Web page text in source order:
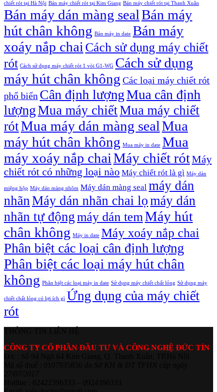
chiết rót tại Hà Nội Bán máy chiết rót tại Kim Giang Bán máy chiết rót tại Thanh Xuân
Bán máy dán màng sealBán máy
hút chân không Bán máy in date Bán máy
xoáy nắp chai Cách sử dụng máy chiết
rót Cách sử dụng máy chiết rót 1 vòi G1-WG Cách sử dụng
máy hút chân không Các loại máy chiết rót
phổ biến Cân định lượngMua cân định
lượngMua máy chiếtMua máy chiết
rótMua máy dán màng sealMua
máy hút chân không Mua máy in date Mua
máy xoáy nắp chaiMáy chiết rótMáy
chiết rót có những loại nào Máy chiết rót là gì Máy dán
miệng hộp Máy dán màng nhôm Máy dán màng seal máy dán
nhãnMáy dán nhãn chai lọmáy dán
nhãn tự độngmáy dán temMáy hút
chân không Máy in date Máy xoáy nắp chai
Phân biệt các loại cân định lượng
Phân biệt các loại máy hút chân
không Phân biệt các loại máy in date Sử dụng máy chiết chất lỏng Sử dụng máy
chiết chất lỏng có lợi ích gì Ứng dụng của máy chiết
rót
CÔNG TY CỔ PHẦN ĐẦU TƯ VÀ CÔNG NGHỆ ĐỨC TÍN